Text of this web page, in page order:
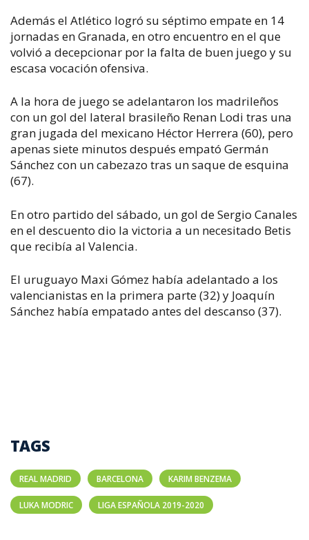
Además el Atlético logró su séptimo empate en 14
jornadas en Granada, en otro encuentro en el que
volvió a decepcionar por la falta de buen juego y su
escasa vocación ofensiva.
A la hora de juego se adelantaron los madrileños
con un gol del lateral brasileño Renan Lodi tras una
gran jugada del mexicano Héctor Herrera (60), pero
apenas siete minutos después empató Germán
Sánchez con un cabezazo tras un saque de esquina
(67).
En otro partido del sábado, un gol de Sergio Canales
en el descuento dio la victoria a un necesitado Betis
que recibía al Valencia.
El uruguayo Maxi Gómez había adelantado a los
valencianistas en la primera parte (32) y Joaquín
Sánchez había empatado antes del descanso (37).
TAGS
REAL MADRID BARCELONA KARIM BENZEMA
LUKA MODRIC LIGA ESPAÑOLA 2019-2020